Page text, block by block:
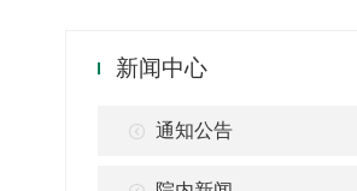
新闻中心
通知公告